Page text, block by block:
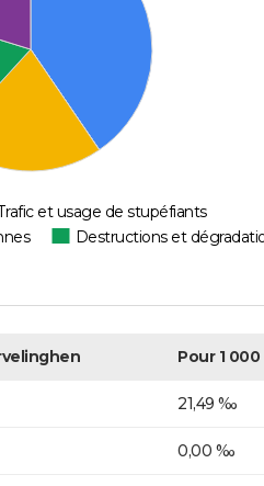
et usage de stupéfiants
Destructions et
Pour 1
21,49 ‰
0,00 ‰